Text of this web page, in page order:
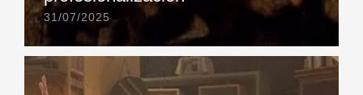
31/07/2025